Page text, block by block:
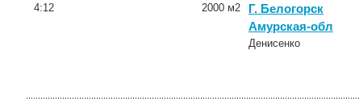
4:12 2000 м2
Г. Белогорск
Амурская-обл
Денисенко